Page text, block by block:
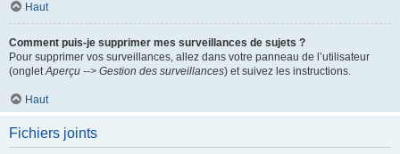
Haut
Comment puis-je supprimer mes surveillances de sujets ?
Pour supprimer vos surveillances, allez dans votre panneau de l’utilisateur
(ongletAperçu --> Gestion des surveillances) et suivez les instructions.
Haut
Fichiers joints